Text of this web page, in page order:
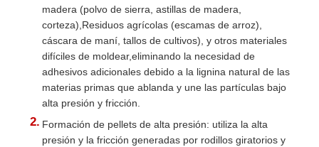
madera (polvo de sierra, astillas de madera,
corteza),Residuos agrícolas (escamas de arroz),
cáscara de maní, tallos de cultivos), y otros materiales
difíciles de moldear,eliminando la necesidad de
adhesivos adicionales debido a la lignina natural de las
materias primas que ablanda y une las partículas bajo
alta presión y fricción.
Formación de pellets de alta presión: utiliza la alta
presión y la fricción generadas por rodillos giratorios y